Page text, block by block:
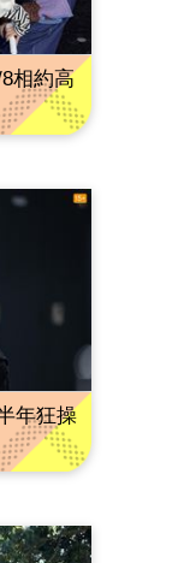
相約高
年狂操